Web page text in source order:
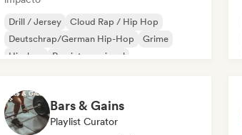
Drill / Jersey
Cloud Rap / Hip Hop
Deutschrap/German Hip-Hop
Grime
Hip-hop
Rap internacional
Bars & Gains
Playlist Curator